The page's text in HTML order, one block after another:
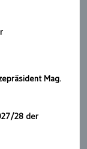
Mag.
28 der